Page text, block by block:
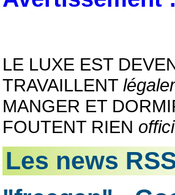
LE LUXE EST
TRAVAILLENT
MANGER ET
FOUTENT RIEN
Les news